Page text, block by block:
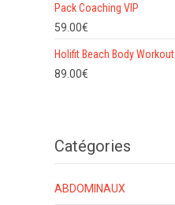
Pack Coaching VIP
59.00€
Holifit Beach Body Workout
89.00€
Catégories
ABDOMINAUX